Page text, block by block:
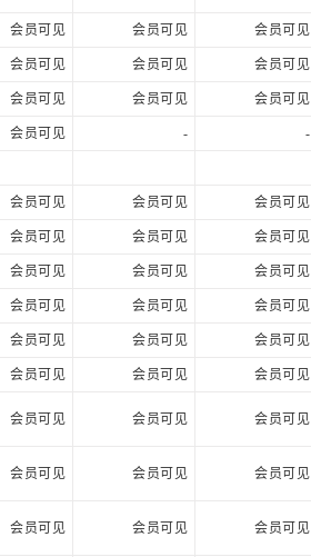
会员可见 会员可见 会员可见
会员可见 会员可见 会员可见
会员可见 会员可见 会员可见
会员可见 - -
会员可见 会员可见 会员可见
会员可见 会员可见 会员可见
会员可见 会员可见 会员可见
会员可见 会员可见 会员可见
会员可见 会员可见 会员可见
会员可见 会员可见 会员可见
会员可见 会员可见 会员可见
会员可见 会员可见 会员可见
会员可见 会员可见 会员可见